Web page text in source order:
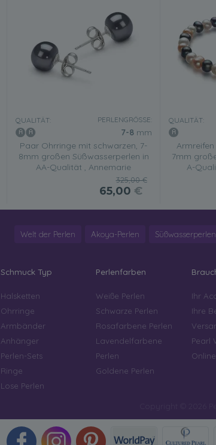
QUALITÄT: PERLENGRÖSSE:
7-8mm
Paar Ohrringe mit schwarzen, 7-
8mm großen Süßwasserperlen in
AA-Qualität , Annemarie
325,00 €
65,00 €
QUALITÄT:
7mm
A-
Welt der Perlen Akoya-Perlen Süßwasserperlen
Schmuck Typ
Halsketten
Ohrringe
Armbänder
Anhänger
Perlen-Sets
Ringe
Lose Perlen
Perlenfarben
Weiße Perlen
Schwarze Perlen
Rosafarbene Perlen
Lavendelfarbene
Perlen
Goldene Perlen
Ihr
Ihre
Pearl